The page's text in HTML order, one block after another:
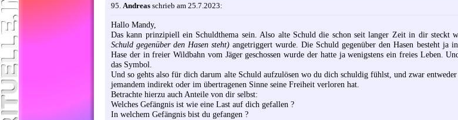
95. Andreas schrieb am 25.7.2023:
Hallo Mandy,
Das kann prinzipiell ein Schuldthema sein. Also alte Schuld die schon seit langer Zeit in dir steckt
Schuld gegenüber den Hasen steht) angetriggert wurde. Die Schuld gegenüber den Hasen besteht ja
Hase der in freier Wildbahn vom Jäger geschossen wurde der hatte ja wenigstens ein freies Leben.
das Symbol.
Und so gehts also für dich darum alte Schuld aufzulösen wo du dich schuldig fühlst, und zwar
jemandem indirekt oder im übertragenen Sinne seine Freiheit verloren hat.
Betrachte hierzu auch Anteile von dir selbst:
Welches Gefängnis ist wie eine Last auf dich gefallen ?
In welchem Gefängnis bist du gefangen ?